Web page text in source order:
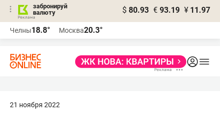
забронируй
валюту
$ 80.93 € 93.19 ¥ 11.97
Челны18.8° Москва20.3°
21 ноября 2022